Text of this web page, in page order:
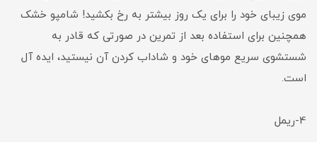
موی زیبای خود را برای یک روز بیشتر به رخ بکشید! شامپو خشک
همچنین برای استفاده بعد از تمرین در صورتی که قادر به
شستشوی سریع موهای خود و شاداب کردن آن نیستید، ایده آل
است.
4-ریمل